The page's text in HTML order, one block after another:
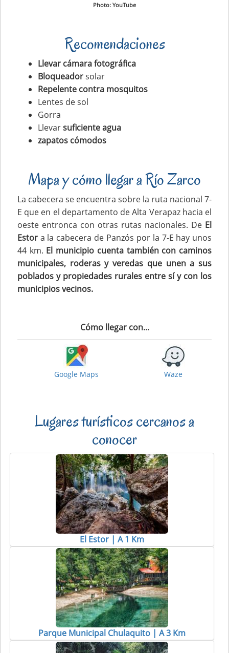
Photo: YouTube
Recomendaciones
Llevar cámara fotográfica
Bloqueadorsolar
Repelente contra mosquitos
Lentes de sol
Gorra
Llevarsuficiente agua
zapatos cómodos
Mapa y cómo llegar a Río Zarco
La cabecera se encuentra sobre la ruta nacional 7-
E que en el departamento de Alta Verapaz hacia el
oeste entronca con otras rutas nacionales. De El
Estora la cabecera de Panzós por la 7-E hay unos
44 km. El municipio cuenta también con caminos
municipales, roderas y veredas que unen a sus
poblados y propiedades rurales entre sí y con los
municipios vecinos.
Cómo llegar con...
Google Maps Waze
Lugares turísticos cercanos a
conocer
El Estor | A 1 Km
Parque Municipal Chulaquito | A 3 Km